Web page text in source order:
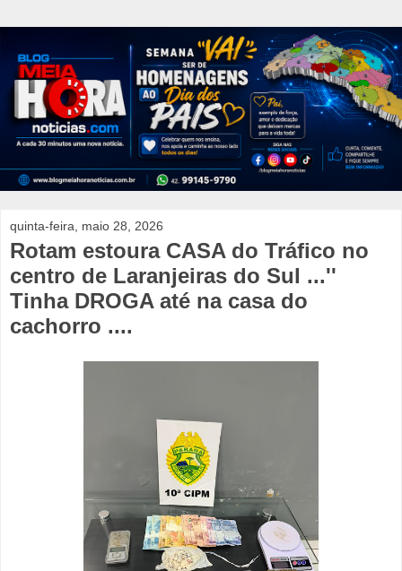
quinta-feira, maio 28, 2026
Rotam estoura CASA do Tráfico no
centro de Laranjeiras do Sul ...''
Tinha DROGA até na casa do
cachorro ....